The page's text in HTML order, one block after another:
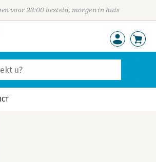
voor 23:00 besteld, morgen in huis